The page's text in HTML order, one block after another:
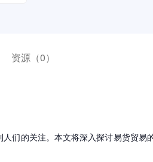
资源（0）
们的关注。本文将深入探讨易货贸易